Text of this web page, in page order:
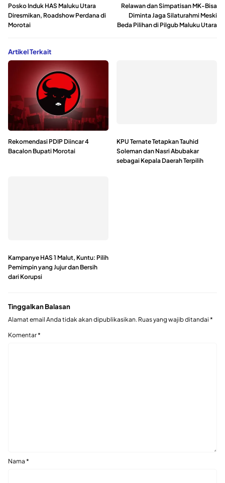
Posko Induk HAS Maluku Utara
Diresmikan, Roadshow Perdana di
Morotai
Relawan dan Simpatisan MK-Bisa
Diminta Jaga Silaturahmi Meski
Beda Pilihan di Pilgub Maluku Utara
Artikel Terkait
Rekomendasi PDIP Diincar 4
Bacalon Bupati Morotai
KPU Ternate Tetapkan Tauhid
Soleman dan Nasri Abubakar
sebagai Kepala Daerah Terpilih
Kampanye HAS 1 Malut, Kuntu: Pilih
Pemimpin yang Jujur dan Bersih
dari Korupsi
Tinggalkan Balasan
Alamat email Anda tidak akan dipublikasikan. Ruas yang wajib ditandai *
Komentar*
Nama *